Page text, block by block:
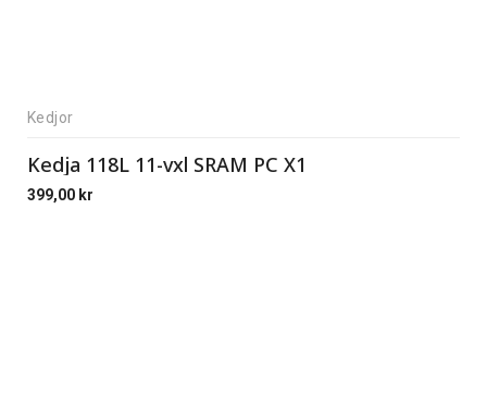
Kedjor
Kedja 118L 11-vxl SRAM PC X1
399,00 kr